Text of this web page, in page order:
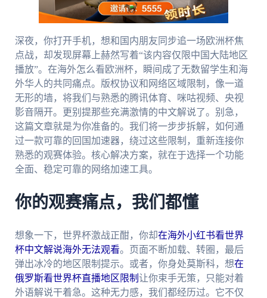
深夜，你打开手机，想和国内朋友同步追一场欧洲杯焦
点战，却发现屏幕上赫然写着“该内容仅限中国大陆地区
播放”。在海外怎么看欧洲杯，瞬间成了无数留学生和海
外华人的共同痛点。版权协议和网络区域限制，像一道
无形的墙，将我们与熟悉的腾讯体育、咪咕视频、央视
影音隔开。更别提那些充满激情的中文解说了。别急，
这篇文章就是为你准备的。我们将一步步拆解，如何通
过一款可靠的回国加速器，绕过这些限制，重新连接你
熟悉的观赛体验。核心解决方案，就在于选择一个功能
全面、稳定可靠的网络加速工具。
你的观赛痛点，我们都懂
想象一下，世界杯激战正酣，你却在海外小红书看世界
杯中文解说海外无法观看。页面不断加载、转圈，最后
弹出冰冷的地区限制提示。或者，你身处莫斯科，想在
俄罗斯看世界杯直播地区限制 让你束手无策，只能对着
外语解说干着急。这种无力感，我们都经历过。它不仅